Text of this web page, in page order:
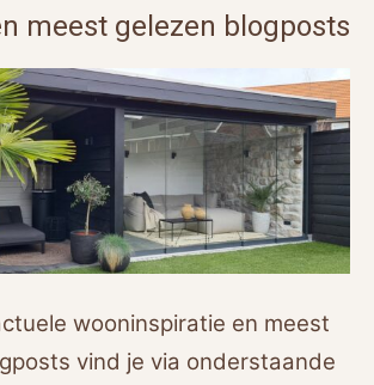
meest gelezen blogposts
wooninspiratie en meest
vind je via onderstaande